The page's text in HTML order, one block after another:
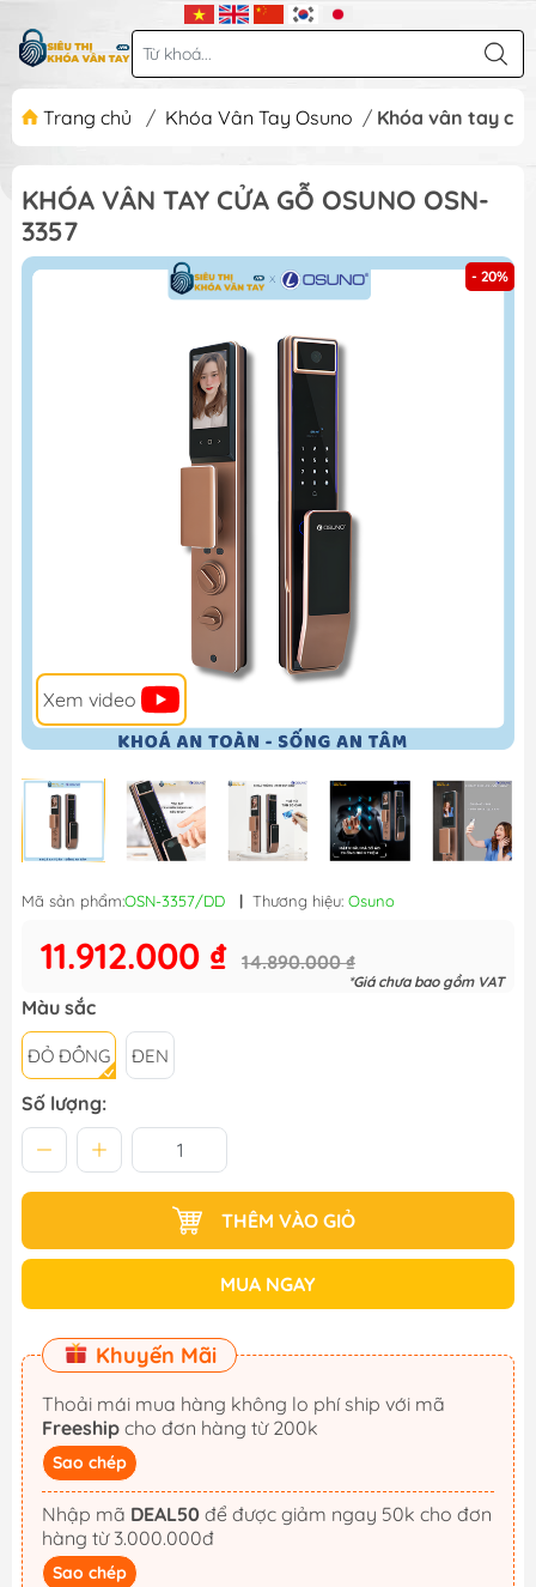
Trang chủ / Khóa Vân Tay Osuno / Khóa vân tay
KHÓA VÂN TAY CỬA GỖ OSUNO OSN-
3357
- 20%
Xem video
Mã sản phẩm:OSN-3357/DD | Thương hiệu: Osuno
11.912.000 ₫ 14.890.000 ₫
*Giá chưa bao gồm VAT
Màu sắc
ĐỎ ĐỒNG ĐEN
Số lượng:
THÊM VÀO GIỎ
MUA NGAY
Khuyến Mãi
Thoải mái mua hàng không lo phí ship với mã
Freeship cho đơn hàng từ 200k
Sao chép
Nhập mã DEAL50
hàng từ 3.000.000đ
Sao chép